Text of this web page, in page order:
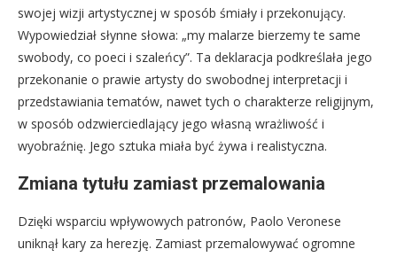
swojej wizji artystycznej w sposób śmiały i przekonujący.
Wypowiedział słynne słowa: „my malarze bierzemy te same
swobody, co poeci i szaleńcy”. Ta deklaracja podkreślała jego
przekonanie o prawie artysty do swobodnej interpretacji i
przedstawiania tematów, nawet tych o charakterze religijnym,
w sposób odzwierciedlający jego własną wrażliwość i
wyobraźnię. Jego sztuka miała być żywa i realistyczna.
Zmiana tytułu zamiast przemalowania
Dzięki wsparciu wpływowych patronów, Paolo Veronese
uniknął kary za herezję. Zamiast przemalowywać ogromne